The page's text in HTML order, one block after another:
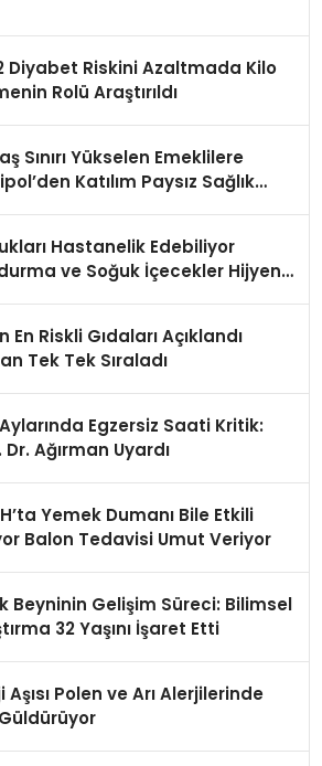
Diyabet Riskini Azaltmada Kilo
Rolü Araştırıldı
Sınırı Yükselen Emeklilere
Katılım Paysız Sağlık
Hastanelik Edebiliyor
ve Soğuk İçecekler Hijyenik
En Riskli Gıdaları Açıklandı
Tek Tek Sıraladı
Egzersiz Saati Kritik:
Dr. Ağırman Uyardı
Yemek Dumanı Bile Etkili
Balon Tedavisi Umut Veriyor
Beyninin Gelişim Süreci: Bilimsel
32 Yaşını İşaret Etti
Aşısı Polen ve Arı Alerjilerinde